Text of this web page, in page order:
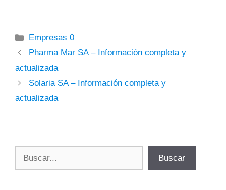
Categorías
Empresas 0
Pharma Mar SA – Información completa y
actualizada
Solaria SA – Información completa y
actualizada
Buscar